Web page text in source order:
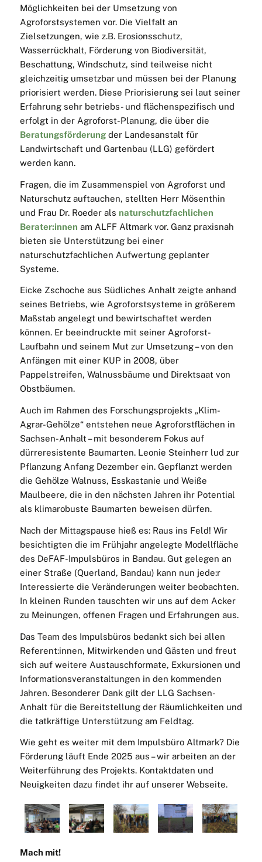
Möglichkeiten bei der Umsetzung von
Agroforstsystemen vor. Die Vielfalt an
Zielsetzungen, wie z.B. Erosionsschutz,
Wasserrückhalt, Förderung von Biodiversität,
Beschattung, Windschutz, sind teilweise nicht
gleichzeitig umsetzbar und müssen bei der Planung
priorisiert werden. Diese Priorisierung sei laut seiner
Erfahrung sehr betriebs- und flächenspezifisch und
erfolgt in der Agroforst-Planung, die über die
Beratungsförderungder Landesanstalt für
Landwirtschaft und Gartenbau (LLG) gefördert
werden kann.
Fragen, die im Zusammenspiel von Agroforst und
Naturschutz auftauchen, stellten Herr Mösenthin
und Frau Dr. Roeder als naturschutzfachlichen
Berater:innen am ALFF Altmark vor. Ganz praxisnah
bieten sie Unterstützung bei einer
naturschutzfachlichen Aufwertung geplanter
Systeme.
Eicke Zschoche aus Südliches Anhalt zeigte anhand
seines Betriebs, wie Agroforstsysteme in größerem
Maßstab angelegt und bewirtschaftet werden
können. Er beeindruckte mit seiner Agroforst-
Laufbahn und seinem Mut zur Umsetzung – von den
Anfängen mit einer KUP in 2008, über
Pappelstreifen, Walnussbäume und Direktsaat von
Obstbäumen.
Auch im Rahmen des Forschungsprojekts „Klim-
Agrar-Gehölze“ entstehen neue Agroforstflächen in
Sachsen-Anhalt – mit besonderem Fokus auf
dürreresistente Baumarten. Leonie Steinherr lud zur
Pflanzung Anfang Dezember ein. Gepflanzt werden
die Gehölze Walnuss, Esskastanie und Weiße
Maulbeere, die in den nächsten Jahren ihr Potential
als klimarobuste Baumarten beweisen dürfen.
Nach der Mittagspause hieß es: Raus ins Feld! Wir
besichtigten die im Frühjahr angelegte Modellfläche
des DeFAF-Impulsbüros in Bandau. Gut gelegen an
einer Straße (Querland, Bandau) kann nun jede:r
Interessierte die Veränderungen weiter beobachten.
In kleinen Runden tauschten wir uns auf dem Acker
zu Meinungen, offenen Fragen und Erfahrungen aus.
Das Team des Impulsbüros bedankt sich bei allen
Referent:innen, Mitwirkenden und Gästen und freut
sich auf weitere Austauschformate, Exkursionen und
Informationsveranstaltungen in den kommenden
Jahren. Besonderer Dank gilt der LLG Sachsen-
Anhalt für die Bereitstellung der Räumlichkeiten und
die tatkräftige Unterstützung am Feldtag.
Wie geht es weiter mit dem Impulsbüro Altmark? Die
Förderung läuft Ende 2025 aus – wir arbeiten an der
Weiterführung des Projekts. Kontaktdaten und
Neuigkeiten dazu findet ihr auf unserer Webseite.
Mach mit!